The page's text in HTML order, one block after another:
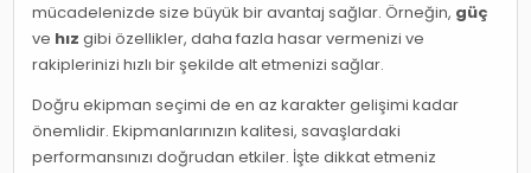
mücadelenizde size büyük bir avantaj sağlar. Örneğin, güç
ve hız gibi özellikler, daha fazla hasar vermenizi ve
rakiplerinizi hızlı bir şekilde alt etmenizi sağlar.
Doğru ekipman seçimi de en az karakter gelişimi kadar
önemlidir. Ekipmanlarınızın kalitesi, savaşlardaki
performansınızı doğrudan etkiler. İşte dikkat etmeniz